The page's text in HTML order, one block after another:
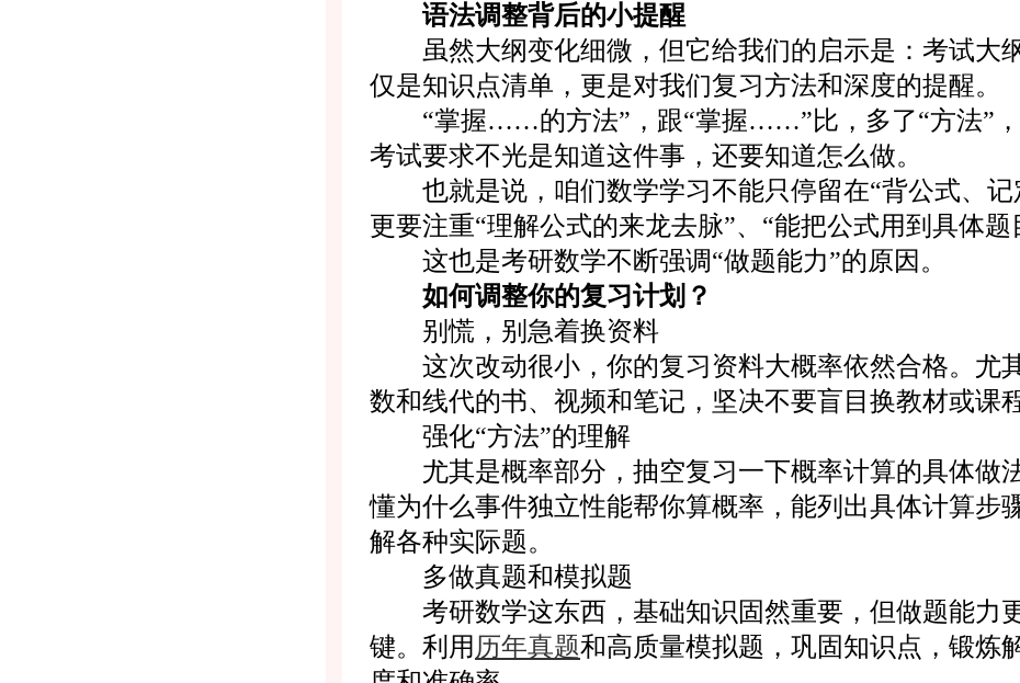
语法调整背后的小提醒
虽然大纲变化细微，但它给我们的启示是：考试大
仅是知识点清单，更是对我们复习方法和深度的提醒。
“掌握……的方法”，跟“掌握……”比，多了“方法”，
考试要求不光是知道这件事，还要知道怎么做。
也就是说，咱们数学学习不能只停留在“背公式、记
更要注重“理解公式的来龙去脉”、“能把公式用到具体题
这也是考研数学不断强调“做题能力”的原因。
如何调整你的复习计划？
别慌，别急着换资料
这次改动很小，你的复习资料大概率依然合格。尤
数和线代的书、视频和笔记，坚决不要盲目换教材或课程
强化“方法”的理解
尤其是概率部分，抽空复习一下概率计算的具体做
懂为什么事件独立性能帮你算概率，能列出具体计算步
解各种实际题。
多做真题和模拟题
考研数学这东西，基础知识固然重要，但做题能力
键。利用 历年真题和高质量模拟题，巩固知识点，锻炼